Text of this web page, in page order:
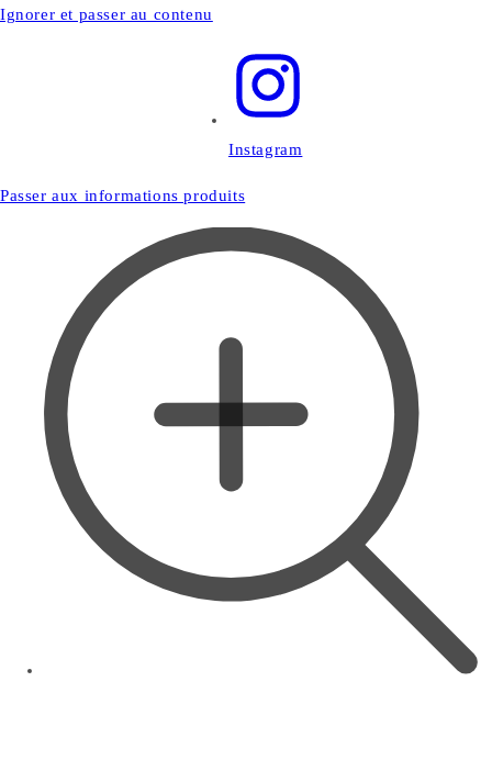
Ignorer et passer au contenu
Instagram
Passer aux informations produits